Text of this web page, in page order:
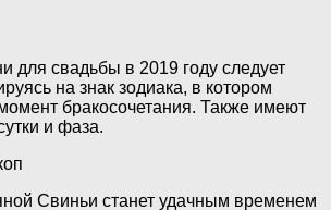
для свадьбы в 2019 году следует
на знак зодиака, в котором
бракосочетания. Также имеют
и фаза.
Свиньи станет удачным временем